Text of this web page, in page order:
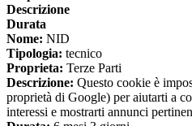
Descrizione
Durata
Nome: NID
Tipologia: tecnico
Proprieta: Terze Parti
Descrizione: Questo cookie è
proprietà di Google) per aiutarti a
interessi e mostrarti annunci